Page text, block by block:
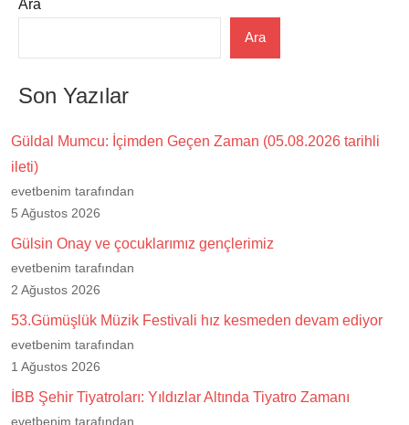
Ara
Ara
Son Yazılar
Güldal Mumcu: İçimden Geçen Zaman (05.08.2026 tarihli
ileti)
evetbenim tarafından
5 Ağustos 2026
Gülsin Onay ve çocuklarımız gençlerimiz
evetbenim tarafından
2 Ağustos 2026
53.Gümüşlük Müzik Festivali hız kesmeden devam ediyor
evetbenim tarafından
1 Ağustos 2026
İBB Şehir Tiyatroları: Yıldızlar Altında Tiyatro Zamanı
evetbenim tarafından